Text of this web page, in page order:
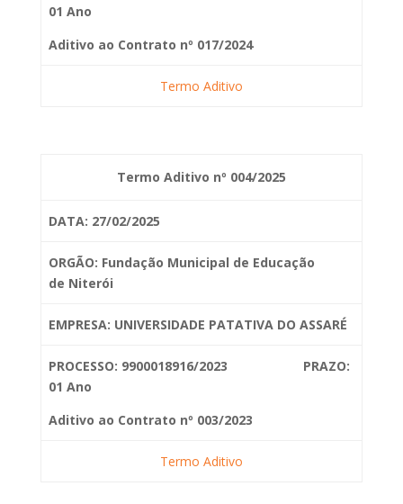
01 Ano
Aditivo ao Contrato nº 017/2024
Termo Aditivo
Termo Aditivo nº 004/2025
DATA: 27/02/2025
ORGÃO: Fundação Municipal de Educação
de Niterói
EMPRESA: UNIVERSIDADE PATATIVA DO ASSARÉ
PROCESSO: 9900018916/2023 PRAZO:
01 Ano
Aditivo ao Contrato nº 003/2023
Termo Aditivo